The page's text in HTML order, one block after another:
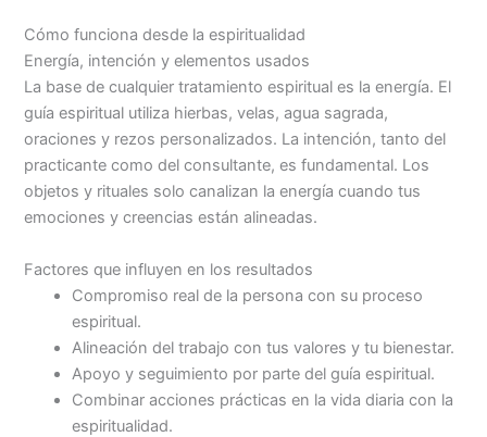
Cómo funciona desde la espiritualidad
Energía, intención y elementos usados
La base de cualquier tratamiento espiritual es la energía. El
guía espiritual utiliza hierbas, velas, agua sagrada,
oraciones y rezos personalizados. La intención, tanto del
practicante como del consultante, es fundamental. Los
objetos y rituales solo canalizan la energía cuando tus
emociones y creencias están alineadas.
Factores que influyen en los resultados
Compromiso real de la persona con su proceso
espiritual.
Alineación del trabajo con tus valores y tu bienestar.
Apoyo y seguimiento por parte del guía espiritual.
Combinar acciones prácticas en la vida diaria con la
espiritualidad.